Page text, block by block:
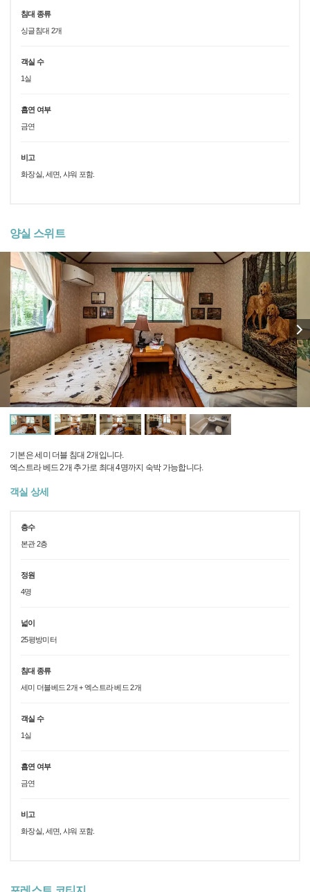
침대 종류
싱글침대 2개
객실 수
1실
흡연 여부
금연
비고
화장실, 세면, 샤워 포함.
양실 스위트
기본은 세미 더블 침대 2개입니다.
엑스트라 베드 2개 추가로 최대 4명까지 숙박 가능합니다.
객실 상세
층수
본관 2층
정원
4명
넓이
25평방미터
침대 종류
세미 더블베드 2개 + 엑스트라 베드 2개
객실 수
1실
흡연 여부
금연
비고
화장실, 세면, 샤워 포함.